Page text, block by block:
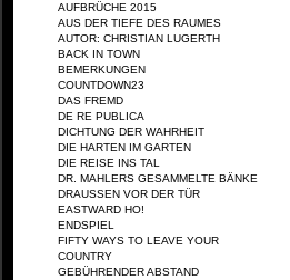
AUFBRÜCHE 2015
AUS DER TIEFE DES RAUMES
AUTOR: CHRISTIAN LUGERTH
BACK IN TOWN
BEMERKUNGEN
COUNTDOWN23
DAS FREMD
DE RE PUBLICA
DICHTUNG DER WAHRHEIT
DIE HARTEN IM GARTEN
DIE REISE INS TAL
DR. MAHLERS GESAMMELTE BÄNKE
DRAUSSEN VOR DER TÜR
EASTWARD HO!
ENDSPIEL
FIFTY WAYS TO LEAVE YOUR
COUNTRY
GEBÜHRENDER ABSTAND